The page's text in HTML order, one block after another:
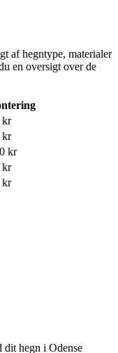
af hegntype, materialer
en oversigt over de
kr
kr
kr
kr
kr
dit hegn i Odense